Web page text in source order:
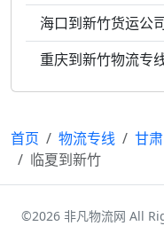
海口到新竹货运公
重庆到新竹物流专
首页 物流专线 甘肃
临夏到新竹
©2026 非凡物流网 All